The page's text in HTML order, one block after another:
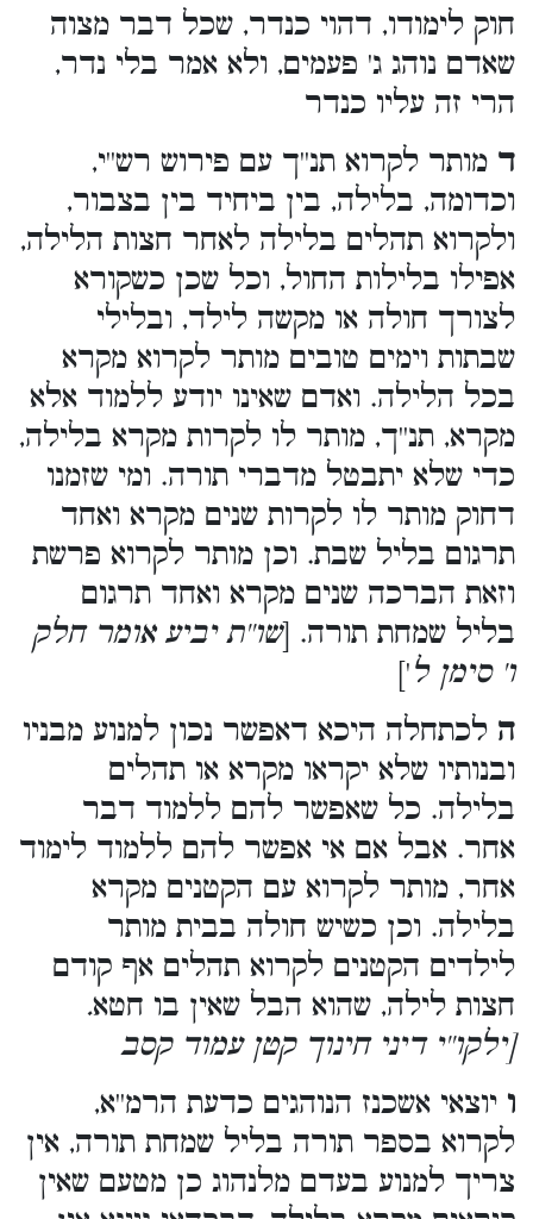
חוק לימודו, דהוי כנדר, שכל דבר מצוה
שאדם נוהג ג' פעמים, ולא אמר בלי נדר,
הרי זה עליו כנדר
ד מותר לקרוא תנ''ך עם פירוש רש''י,
וכדומה, בלילה, בין ביחיד בין בצבור,
ולקרוא תהלים בלילה לאחר חצות הלילה,
אפילו בלילות החול, וכל שכן כשקורא
לצורך חולה או מקשה לילד, ובלילי
שבתות וימים טובים מותר לקרוא מקרא
בכל הלילה. ואדם שאינו יודע ללמוד אלא
מקרא, תנ''ך, מותר לו לקרות מקרא בלילה,
כדי שלא יתבטל מדברי תורה. ומי שזמנו
דחוק מותר לו לקרות שנים מקרא ואחד
תרגום בליל שבת. וכן מותר לקרוא פרשת
וזאת הברכה שנים מקרא ואחד תרגום
בליל שמחת תורה. [שו''ת יביע אומר חלק
ו' סימן ל']
ה לכתחלה היכא דאפשר נכון למנוע מבניו
ובנותיו שלא יקראו מקרא או תהלים
בלילה. כל שאפשר להם ללמוד דבר
אחר. אבל אם אי אפשר להם ללמוד לימוד
אחר, מותר לקרוא עם הקטנים מקרא
בלילה. וכן כשיש חולה בבית מותר
לילדים הקטנים לקרוא תהלים אף קודם
חצות לילה, שהוא הבל שאין בו חטא.
[ילקו''י דיני חינוך קטן עמוד קסב
ו יוצאי אשכנז הנוהגים כדעת הרמ''א,
לקרוא בספר תורה בליל שמחת תורה, אין
צריך למנוע בעדם מלנהוג כן מטעם שאין